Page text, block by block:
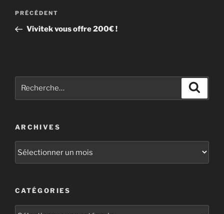
PRÉCÉDENT
Vivitek vous offre 200€ !
ARCHIVES
CATÉGORIES